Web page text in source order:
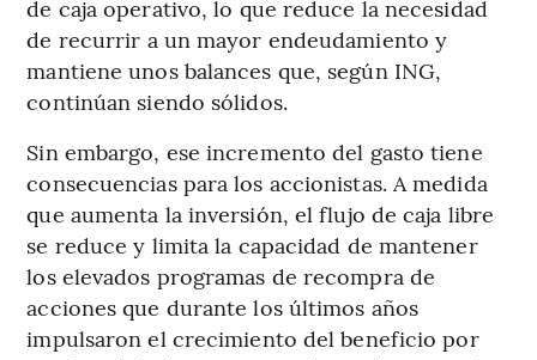
de caja operativo, lo que reduce la necesidad
de recurrir a un mayor endeudamiento y
mantiene unos balances que, según ING,
continúan siendo sólidos.
Sin embargo, ese incremento del gasto tiene
consecuencias para los accionistas. A medida
que aumenta la inversión, el flujo de caja libre
se reduce y limita la capacidad de mantener
los elevados programas de recompra de
acciones que durante los últimos años
impulsaron el crecimiento del beneficio por